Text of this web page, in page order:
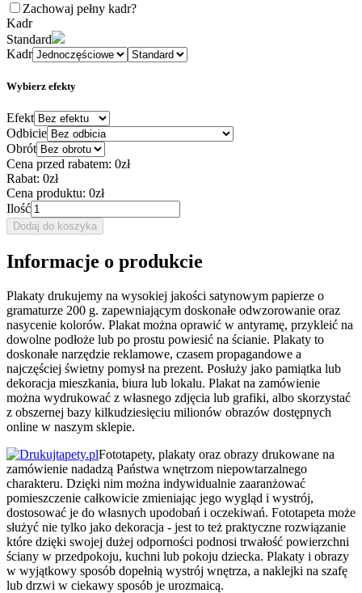
Zachowaj pełny kadr?
Kadr
Standard
Kadr
Wybierz efekty
Efekt
Odbicie
Obrót
Cena przed rabatem: 0zł
Rabat: 0zł
Cena produktu: 0zł
Ilość
Dodaj do koszyka
Informacje o produkcie
Plakaty drukujemy na wysokiej jakości satynowym papierze o
gramaturze 200 g. zapewniającym doskonałe odwzorowanie oraz
nasycenie kolorów. Plakat można oprawić w antyramę, przykleić na
dowolne podłoże lub po prostu powiesić na ścianie. Plakaty to
doskonałe narzędzie reklamowe, czasem propagandowe a
najczęściej świetny pomysł na prezent. Posłuży jako pamiątka lub
dekoracja mieszkania, biura lub lokalu. Plakat na zamówienie
można wydrukować z własnego zdjęcia lub grafiki, albo skorzystać
z obszernej bazy kilkudziesięciu milionów obrazów dostępnych
online w naszym sklepie.
Fototapety, plakaty oraz obrazy drukowane na
zamówienie nadadzą Państwa wnętrzom niepowtarzalnego
charakteru. Dzięki nim można indywidualnie zaaranżować
pomieszczenie całkowicie zmieniając jego wygląd i wystrój,
dostosować je do własnych upodobań i oczekiwań. Fototapeta może
służyć nie tylko jako dekoracja - jest to też praktyczne rozwiązanie
które dzięki swojej dużej odporności podnosi trwałość powierzchni
ściany w przedpokoju, kuchni lub pokoju dziecka. Plakaty i obrazy
w wyjątkowy sposób dopełnią wystrój wnętrza, a naklejki na szafę
lub drzwi w ciekawy sposób je urozmaicą.